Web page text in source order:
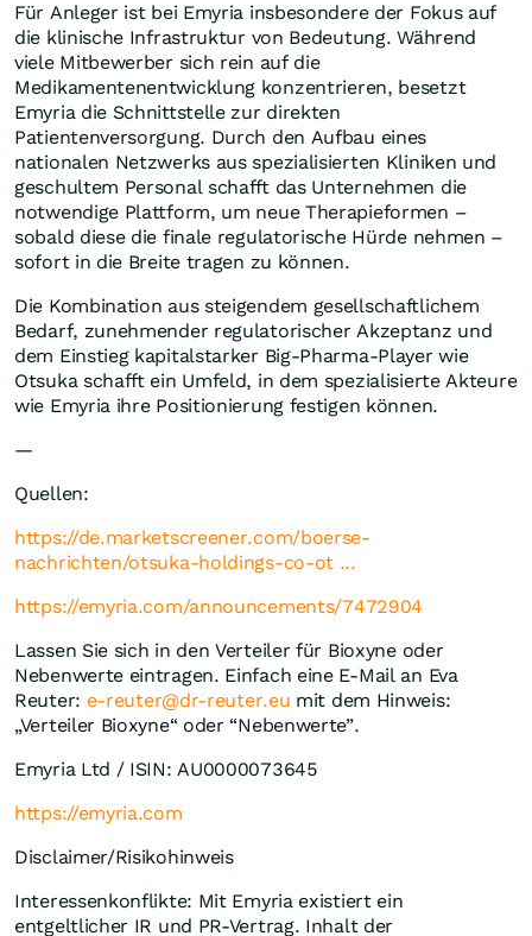
Für Anleger ist bei Emyria insbesondere der Fokus auf
die klinische Infrastruktur von Bedeutung. Während
viele Mitbewerber sich rein auf die
Medikamentenentwicklung konzentrieren, besetzt
Emyria die Schnittstelle zur direkten
Patientenversorgung. Durch den Aufbau eines
nationalen Netzwerks aus spezialisierten Kliniken und
geschultem Personal schafft das Unternehmen die
notwendige Plattform, um neue Therapieformen –
sobald diese die finale regulatorische Hürde nehmen –
sofort in die Breite tragen zu können.
Die Kombination aus steigendem gesellschaftlichem
Bedarf, zunehmender regulatorischer Akzeptanz und
dem Einstieg kapitalstarker Big-Pharma-Player wie
Otsuka schafft ein Umfeld, in dem spezialisierte Akteure
wie Emyria ihre Positionierung festigen können.
—
Quellen:
https://de.marketscreener.com/boerse-
nachrichten/otsuka-holdings-co-ot ...
https://emyria.com/announcements/7472904
Lassen Sie sich in den Verteiler für Bioxyne oder
Nebenwerte eintragen. Einfach eine E-Mail an Eva
Reuter: e-reuter@dr-reuter.eu mit dem Hinweis:
„Verteiler Bioxyne“ oder “Nebenwerte”.
Emyria Ltd / ISIN: AU0000073645
https://emyria.com
Disclaimer/Risikohinweis
Interessenkonflikte: Mit Emyria existiert ein
entgeltlicher IR und PR-Vertrag. Inhalt der